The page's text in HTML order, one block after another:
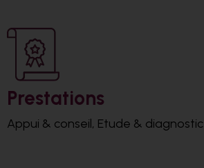
Prestations
Appui & conseil, Etude & diagnostic